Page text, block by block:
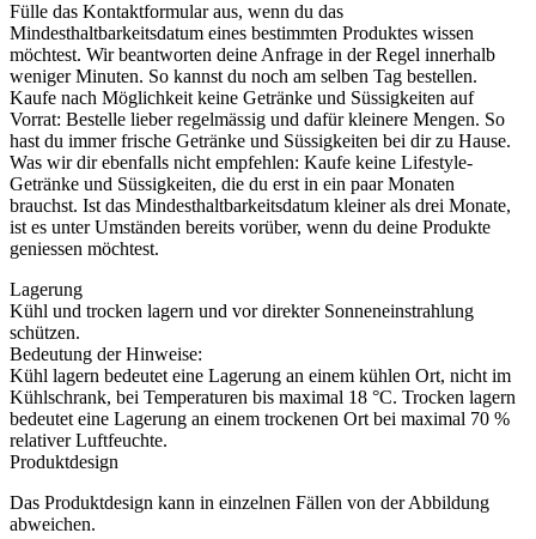
Fülle das Kontaktformular aus, wenn du das
Mindesthaltbarkeitsdatum eines bestimmten Produktes wissen
möchtest. Wir beantworten deine Anfrage in der Regel innerhalb
weniger Minuten. So kannst du noch am selben Tag bestellen.
Kaufe nach Möglichkeit keine Getränke und Süssigkeiten auf
Vorrat: Bestelle lieber regelmässig und dafür kleinere Mengen. So
hast du immer frische Getränke und Süssigkeiten bei dir zu Hause.
Was wir dir ebenfalls nicht empfehlen: Kaufe keine Lifestyle-
Getränke und Süssigkeiten, die du erst in ein paar Monaten
brauchst. Ist das Mindesthaltbarkeitsdatum kleiner als drei Monate,
ist es unter Umständen bereits vorüber, wenn du deine Produkte
geniessen möchtest.
Lagerung
Kühl und trocken lagern und vor direkter Sonneneinstrahlung
schützen.
Bedeutung der Hinweise:
Kühl lagern bedeutet eine Lagerung an einem kühlen Ort, nicht im
Kühlschrank, bei Temperaturen bis maximal 18 °C. Trocken lagern
bedeutet eine Lagerung an einem trockenen Ort bei maximal 70 %
relativer Luftfeuchte.
Produktdesign
Das Produktdesign kann in einzelnen Fällen von der Abbildung
abweichen.